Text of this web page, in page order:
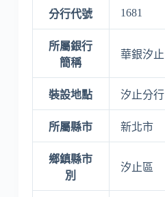
分行代號 1681
所屬銀行
簡稱
華銀汐止
裝設地點 汐止分行
所屬縣市 新北市
鄉鎮縣市
別
汐止區